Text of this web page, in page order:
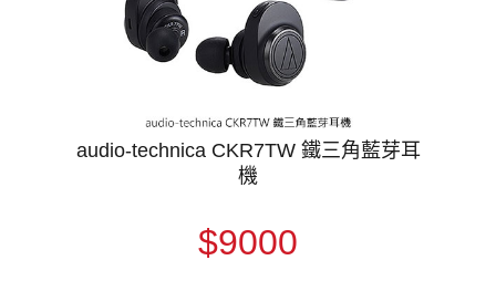
audio-technica CKR7TW 鐵三角藍芽耳
機
$9000